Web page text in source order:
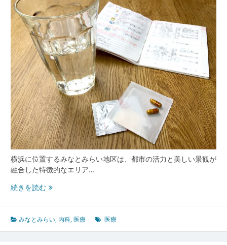
横浜に位置するみなとみらい地区は、都市の活力と美しい景観が
融合した特徴的なエリア…
続きを読むみ
み
ら
みなとみらい, 内科,医療 医療